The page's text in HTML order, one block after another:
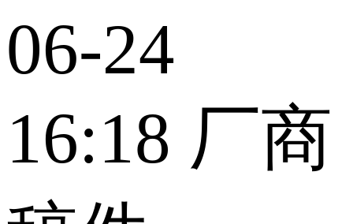
06-24
16:18 厂商